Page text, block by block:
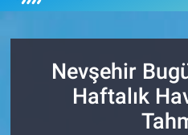
Nevşehir
Haftalık
Son Dakika Haberleri